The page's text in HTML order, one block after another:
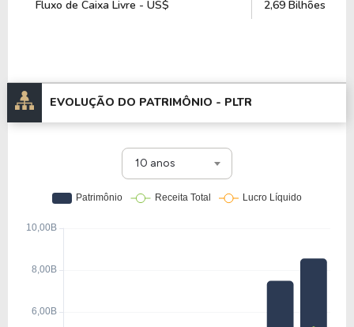
Fluxo de Caixa Livre - US$
2,69 Bilhões
EVOLUÇÃO DO PATRIMÔNIO - PLTR
10 anos